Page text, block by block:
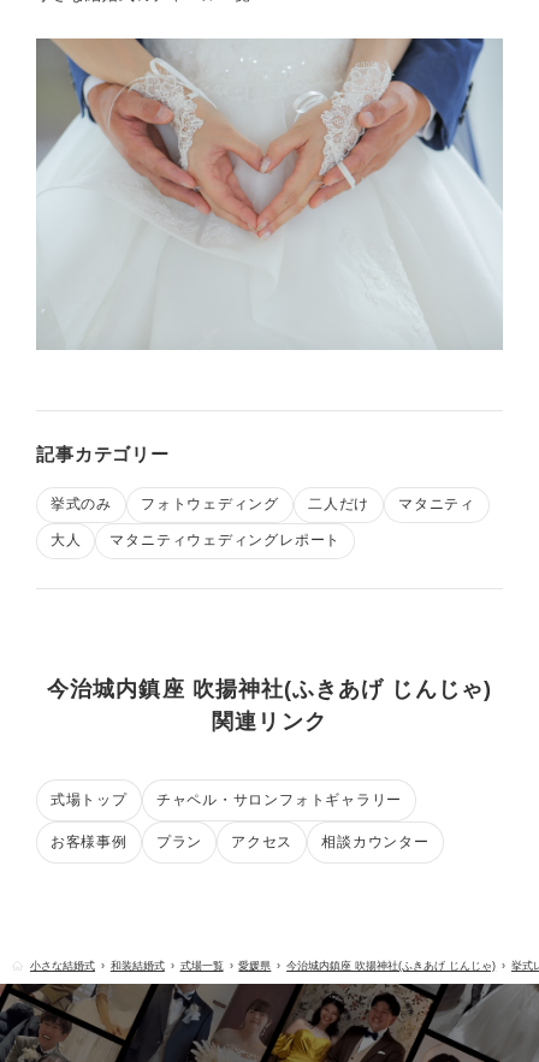
記事カテゴリー
挙式のみ フォトウェディング 二人だけ マタニティ
大人 マタニティウェディングレポート
今治城内鎮座 吹揚神社(ふきあげ じんじゃ)
関連リンク
式場トップ チャペル・サロンフォトギャラリー
お客様事例 プラン アクセス 相談カウンター
小さな結婚式 和装結婚式 式場一覧 愛媛県 今治城内鎮座 吹揚神社(ふきあげ じんじゃ) 挙式